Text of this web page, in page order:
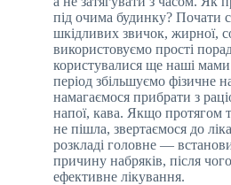
під очима будинку? Почати
шкідливих звичок, жирної,
використовуємо прості
користувалися ще наші мами
період збільшуємо фізичне
намагаємося прибрати з
напої, кава. Якщо протягом
не пішла, звертаємося до
розкладі головне —
причину набряків, після
ефективне лікування.